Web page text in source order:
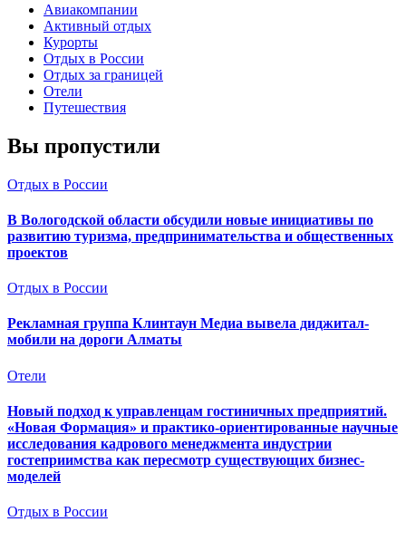
Авиакомпании
Активный отдых
Курорты
Отдых в России
Отдых за границей
Отели
Путешествия
Вы пропустили
Отдых в России
В Вологодской области обсудили новые инициативы по
развитию туризма, предпринимательства и общественных
проектов
Отдых в России
Рекламная группа Клинтаун Медиа вывела диджитал-
мобили на дороги Алматы
Отели
Новый подход к управленцам гостиничных предприятий.
«Новая Формация» и практико-ориентированные научные
исследования кадрового менеджмента индустрии
гостеприимства как пересмотр существующих бизнес-
моделей
Отдых в России